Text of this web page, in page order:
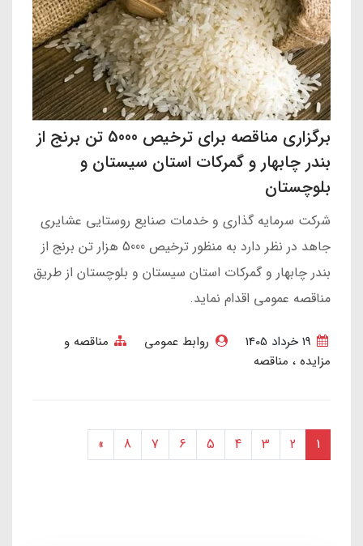
برگزاری مناقصه برای ترخیص 5000 تن برنج از
بندر چابهار و گمرکات استان سیستان و
بلوچستان
شرکت سرمایه گذاری و خدمات صنایع روستایی عشایری
جاهد در نظر دارد به منظور ترخیص 5000 هزار تن برنج از
بندر چابهار و گمرکات استان سیستان و بلوچستان از طریق
مناقصه عمومی اقدام نماید.
روابط عمومی
مناقصه و
مزایده
مناقصه
1
2
3
4
5
6
7
8
»